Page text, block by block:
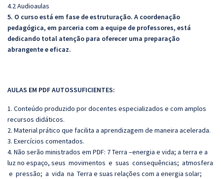
4.2 Audioaulas
5. O curso está em fase de estruturação. A coordenação
pedagógica, em parceria com a equipe de professores, está
dedicando total atenção para oferecer uma preparação
abrangente e eficaz.
AULAS EM PDF AUTOSSUFICIENTES:
1. Conteúdo produzido por docentes especializados e com amplos
recursos didáticos.
2. Material prático que facilita a aprendizagem de maneira acelerada.
3. Exercícios comentados.
4. Não serão ministrados em PDF: 7 Terra –energia e vida; a terra e a
luz no espaço, seus movimentos e suas consequências; atmosfera
e pressão; a vida na Terra e suas relações com a energia solar;